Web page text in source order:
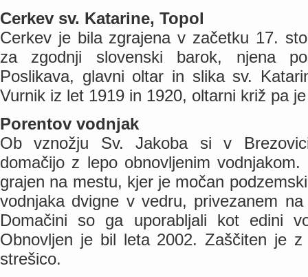
Cerkev sv. Katarine, Topol
Cerkev je bila zgrajena v začetku 17.
za zgodnji slovenski barok, njena
Poslikava, glavni oltar in slika sv.
Vurnik iz let 1919 in 1920, oltarni križ pa
Porentov vodnjak
Ob vznožju Sv. Jakoba si v
domačijo z lepo obnovljenim
grajen na mestu, kjer je močan
vodnjaka dvigne v vedru, privezanem
Domačini so ga uporabljali kot edini
Obnovljen je bil leta 2002. Zaščiten je
strešico.